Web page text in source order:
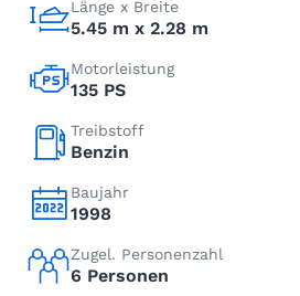
Länge x Breite
5.45 m x 2.28 m
Motorleistung
135 PS
Treibstoff
Benzin
Baujahr
1998
Zugel. Personenzahl
6 Personen